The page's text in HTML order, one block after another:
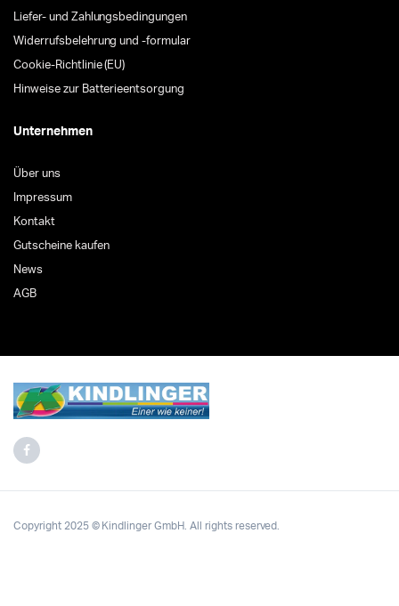
Liefer- und Zahlungsbedingungen
Widerrufsbelehrung und -formular
Cookie-Richtlinie (EU)
Hinweise zur Batterieentsorgung
Unternehmen
Über uns
Impressum
Kontakt
Gutscheine kaufen
News
AGB
Copyright 2025 © Kindlinger GmbH. All rights reserved.